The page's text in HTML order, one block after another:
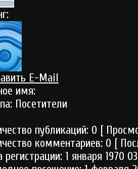
E-Mail
имя:
Посетители
публикаций: 0 [
комментариев: 0 [
регистрации: 1 января 1970